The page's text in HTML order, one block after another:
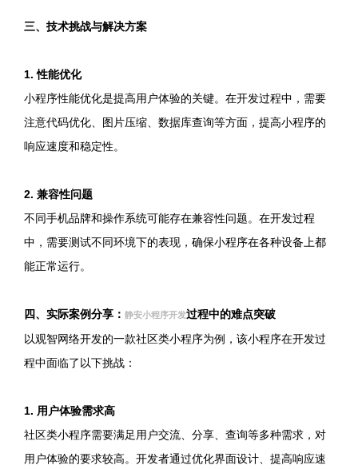
三、技术挑战与解决方案
1. 性能优化
小程序性能优化是提高用户体验的关键。在开发过程中，需要
注意代码优化、图片压缩、数据库查询等方面，提高小程序的
响应速度和稳定性。
2. 兼容性问题
不同手机品牌和操作系统可能存在兼容性问题。在开发过程
中，需要测试不同环境下的表现，确保小程序在各种设备上都
能正常运行。
四、实际案例分享： 静安小程序开发过程中的难点突破
以观智网络开发的一款社区类小程序为例，该小程序在开发过
程中面临了以下挑战：
1. 用户体验需求高
社区类小程序需要满足用户交流、分享、查询等多种需求，对
用户体验的要求较高。开发者通过优化界面设计、提高响应速